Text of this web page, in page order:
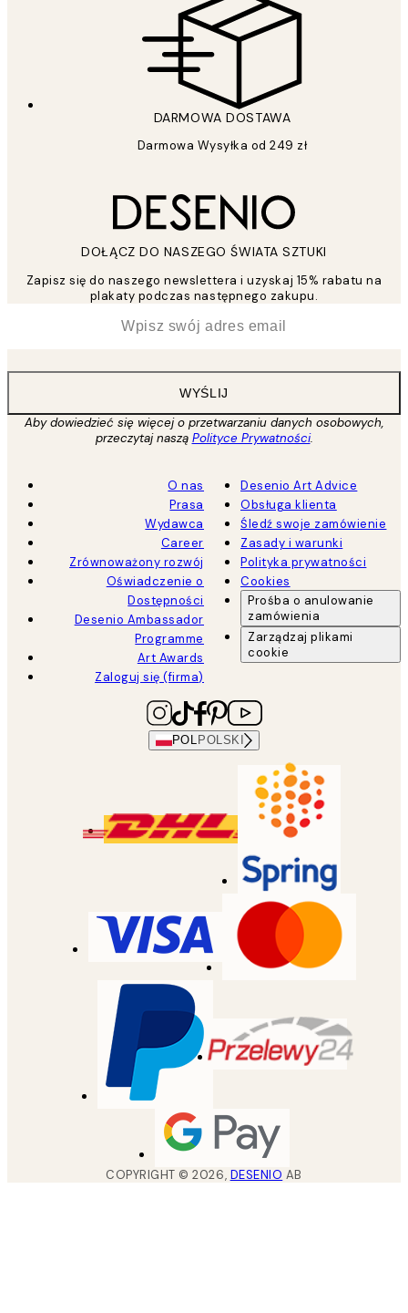
DARMOWA DOSTAWA
Darmowa Wysyłka od 249 zł
DOŁĄCZ DO NASZEGO ŚWIATA SZTUKI
Zapisz się do naszego newslettera i uzyskaj 15% rabatu na
plakaty podczas następnego zakupu.
WYŚLIJ
Aby dowiedzieć się więcej o przetwarzaniu danych osobowych,
przeczytaj naszą Polityce Prywatności.
O nas
Prasa
Wydawca
Career
Zrównoważony rozwój
Oświadczenie o
Dostępności
Desenio Ambassador
Programme
Art Awards
Zaloguj się (firma)
Desenio Art Advice
Obsługa klienta
Śledź swoje zamówienie
Zasady i warunki
Polityka prywatności
Cookies
Prośba o anulowanie
zamówienia
Zarządzaj plikami
cookie
POL POLSKI
COPYRIGHT ©2026, DESENIO AB